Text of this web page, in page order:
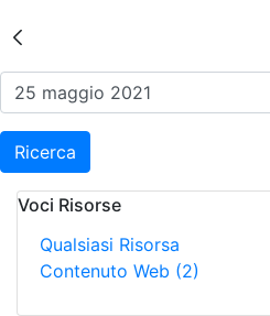
Risultati della
Ricerca
Voci Risorse
Qualsiasi Risorsa
Contenuto Web (2)